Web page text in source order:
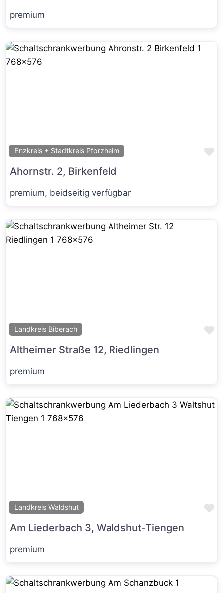
premium
Enzkreis + Stadtkreis Pforzheim
Ahornstr. 2, Birkenfeld
premium, beidseitig verfügbar
Landkreis Biberach
Altheimer Straße 12, Riedlingen
premium
Landkreis Waldshut
Am Liederbach 3, Waldshut-Tiengen
premium